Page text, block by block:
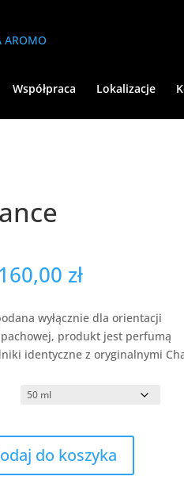
Współpraca Lokalizacje
160,00 złZakres
od
22,00 zł
do
160,00 zł
wyłącznie dla orientacji
produkt jest perfumą
identyczne z oryginalnymi
do koszyka